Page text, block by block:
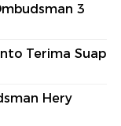
3
Terima Suap
Hery